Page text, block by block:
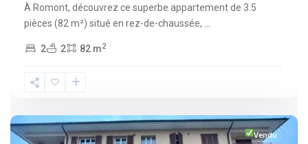
À Romont, découvrez ce superbe appartement de 3.5
pièces (82 m²) situé en rez-de-chaussée,
2 2 82 m2
Fribourg
Vendu